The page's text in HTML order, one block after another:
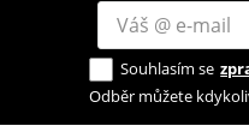
Souhlasím se
Odběr můžete